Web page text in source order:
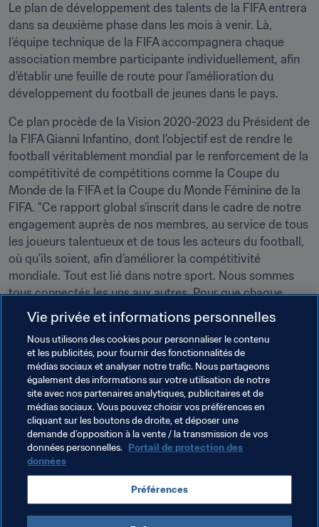
Le plan de développement des talents de la FIFA entrera
dans sa deuxième phase dans les mois à venir. Là,
l’équipe technique de la FIFA accompagnera chaque
association membre participante individuellement, afin
d’établir une feuille de route pour l’amélioration du
développement du football de jeunes dans le pays.
Ce plan procède de la Vision 2020-2023 du Président de
la FIFA Gianni Infantino, dont l’objectif est de rendre le
football véritablement mondial par le renforcement de la
compétitivité de compétitions comme la Coupe du
Monde de la FIFA et la Coupe du Monde Féminine de la
FIFA. "Ce rapport global s’inscrit dans le cadre de notre
engagement auprès de nos membres, au service de tous
les joueurs talentueux et de tous les acteurs du football,
où qu'ils soient, afin d’améliorer la compétitivité
mondiale. Tout est lié dans notre sport. Nous sommes
tous connectés les uns aux autres. Pour que chaque
talent ait sa chance et pour offrir à chacun la meilleure
formation possible, nous avons tous notre rôle à jouer",
estime le Président de la FIFA.
Vous pouvez dès à présent télécharger le rapport depuis
la page consacrée au projet de développement des
talents sur FIFA.com . Un PDF interactif est également
disponible.
Thèmes en lien
Développement des talents Organisation
Vie privée et informations personnelles
Nous utilisons des cookies pour personnaliser le contenu
et les publicités, pour fournir des fonctionnalités de
médias sociaux et analyser notre trafic. Nous partageons
également des informations sur votre utilisation de notre
site avec nos partenaires analytiques, publicitaires et de
médias sociaux. Vous pouvez choisir vos préférences en
cliquant sur les boutons de droite, et déposer une
demande d’opposition à la vente / la transmission de vos
données personnelles. Portail de protection des
données
Préférences